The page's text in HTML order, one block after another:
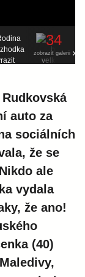
34
zobrazit galerii
auto za
sociálních
že se
ale
vydala
že ano!
(40)